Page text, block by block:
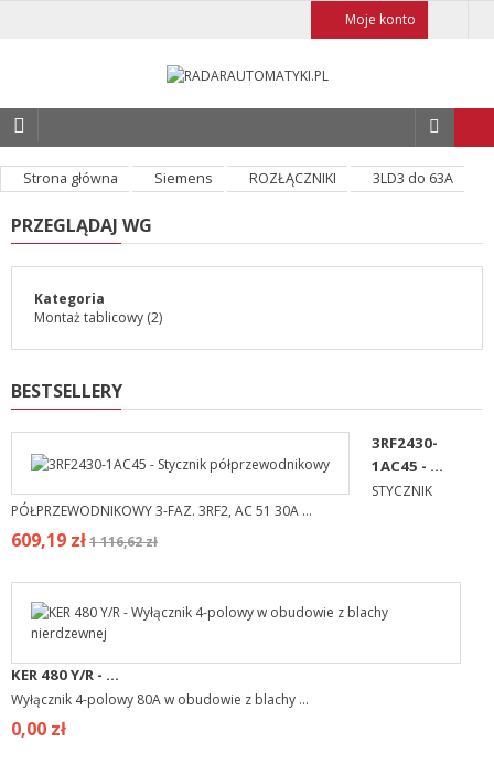
Moje konto
Strona główna Siemens ROZŁĄCZNIKI 3LD3 do 63A
PRZEGLĄDAJ WG
Kategoria
Montaż tablicowy (2)
BESTSELLERY
3RF2430-
1AC45 - ...
STYCZNIK
PÓŁPRZEWODNIKOWY 3-FAZ. 3RF2, AC 51 30A ...
609,19 zł1 116,62 zł
KER 480 Y/R - ...
Wyłącznik 4-polowy 80A w obudowie z blachy ...
0,00 zł